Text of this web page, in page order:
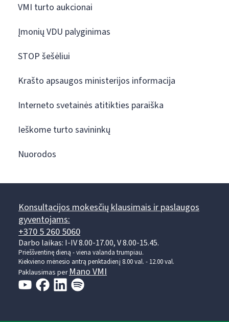
VMI turto aukcionai
Įmonių VDU palyginimas
STOP šešėliui
Krašto apsaugos ministerijos informacija
Interneto svetainės atitikties paraiška
Ieškome turto savininkų
Nuorodos
Konsultacijos mokesčių klausimais ir paslaugos
gyventojams:
+370 5 260 5060
Darbo laikas: I-IV 8.00-17.00, V 8.00-15.45.
Prieššventinę dieną - viena valanda trumpiau.
Kiekvieno mėnesio antrą penktadienį 8.00 val. - 12.00 val.
Paklausimas per Mano VMI